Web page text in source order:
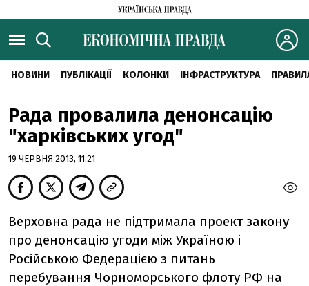
НОВИНИ ПУБЛІКАЦІЇ КОЛОНКИ ІНФРАСТРУКТУРА
Рада провалила денонсацію
"харківських угод"
19 ЧЕРВНЯ 2013, 11:21
Верховна рада не підтримала проект закону
про денонсацію угоди між Україною і
Російською Федерацією з питань
перебування Чорноморського флоту РФ на